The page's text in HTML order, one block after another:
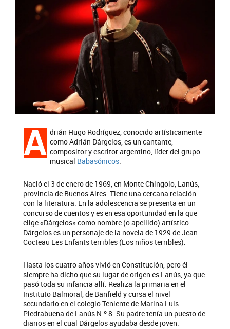
A drián Hugo Rodríguez, conocido artísticamente
como Adrián Dárgelos, es un cantante,
compositor y escritor argentino, líder del grupo
musical Babasónicos.
Nació el 3 de enero de 1969, en Monte Chingolo, Lanús,
provincia de Buenos Aires. Tiene una cercana relación
con la literatura. En la adolescencia se presenta en un
concurso de cuentos y es en esa oportunidad en la que
elige «Dárgelos» como nombre (o apellido) artístico.
Dárgelos es un personaje de la novela de 1929 de Jean
Cocteau Les Enfants terribles (Los niños terribles).
Hasta los cuatro años vivió en Constitución, pero él
siempre ha dicho que su lugar de origen es Lanús, ya que
pasó toda su infancia allí. Realiza la primaria en el
Instituto Balmoral, de Banfield y cursa el nivel
secundario en el colegio Teniente de Marina Luis
Piedrabuena de Lanús N.º 8. Su padre tenía un puesto de
diarios en el cual Dárgelos ayudaba desde joven.